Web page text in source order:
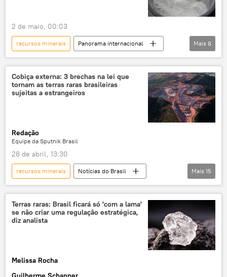
projeto de lei
2 de maio, 00:03
recursos minerais
Panorama internacional
Jammu e Caxemira
Andhra Pradesh
Índia
minerais
minerais críticos
Economia
Ásia e Oceania lítio
Mais 8
Cobiça externa: 3 brechas na lei que
tornam as terras raras brasileiras
sujeitas a estrangeiros
Redação
Equipe da Sputnik Brasil
28 de abril, 13:30
recursos minerais
Notícias do Brasil
Brasil
terras raras
Ronaldo Caiado
Luiz Inácio Lula da Silva
Estados Unidos
Goiás
Supremo Tribunal Federal (STF)
minerais
Mais 15
Terras raras: Brasil ficará só 'com a lama'
se não criar uma regulação estratégica,
diz analista
Melissa Rocha